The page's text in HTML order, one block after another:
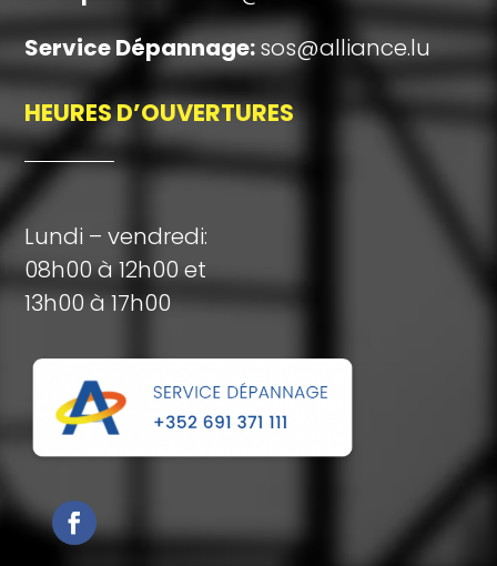
Service Dépannage:sos@alliance.lu
HEURES D’OUVERTURES
Lundi – vendredi:
08h00 à 12h00 et
13h00 à 17h00